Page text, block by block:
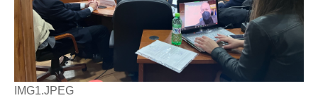
IMG1.JPEG